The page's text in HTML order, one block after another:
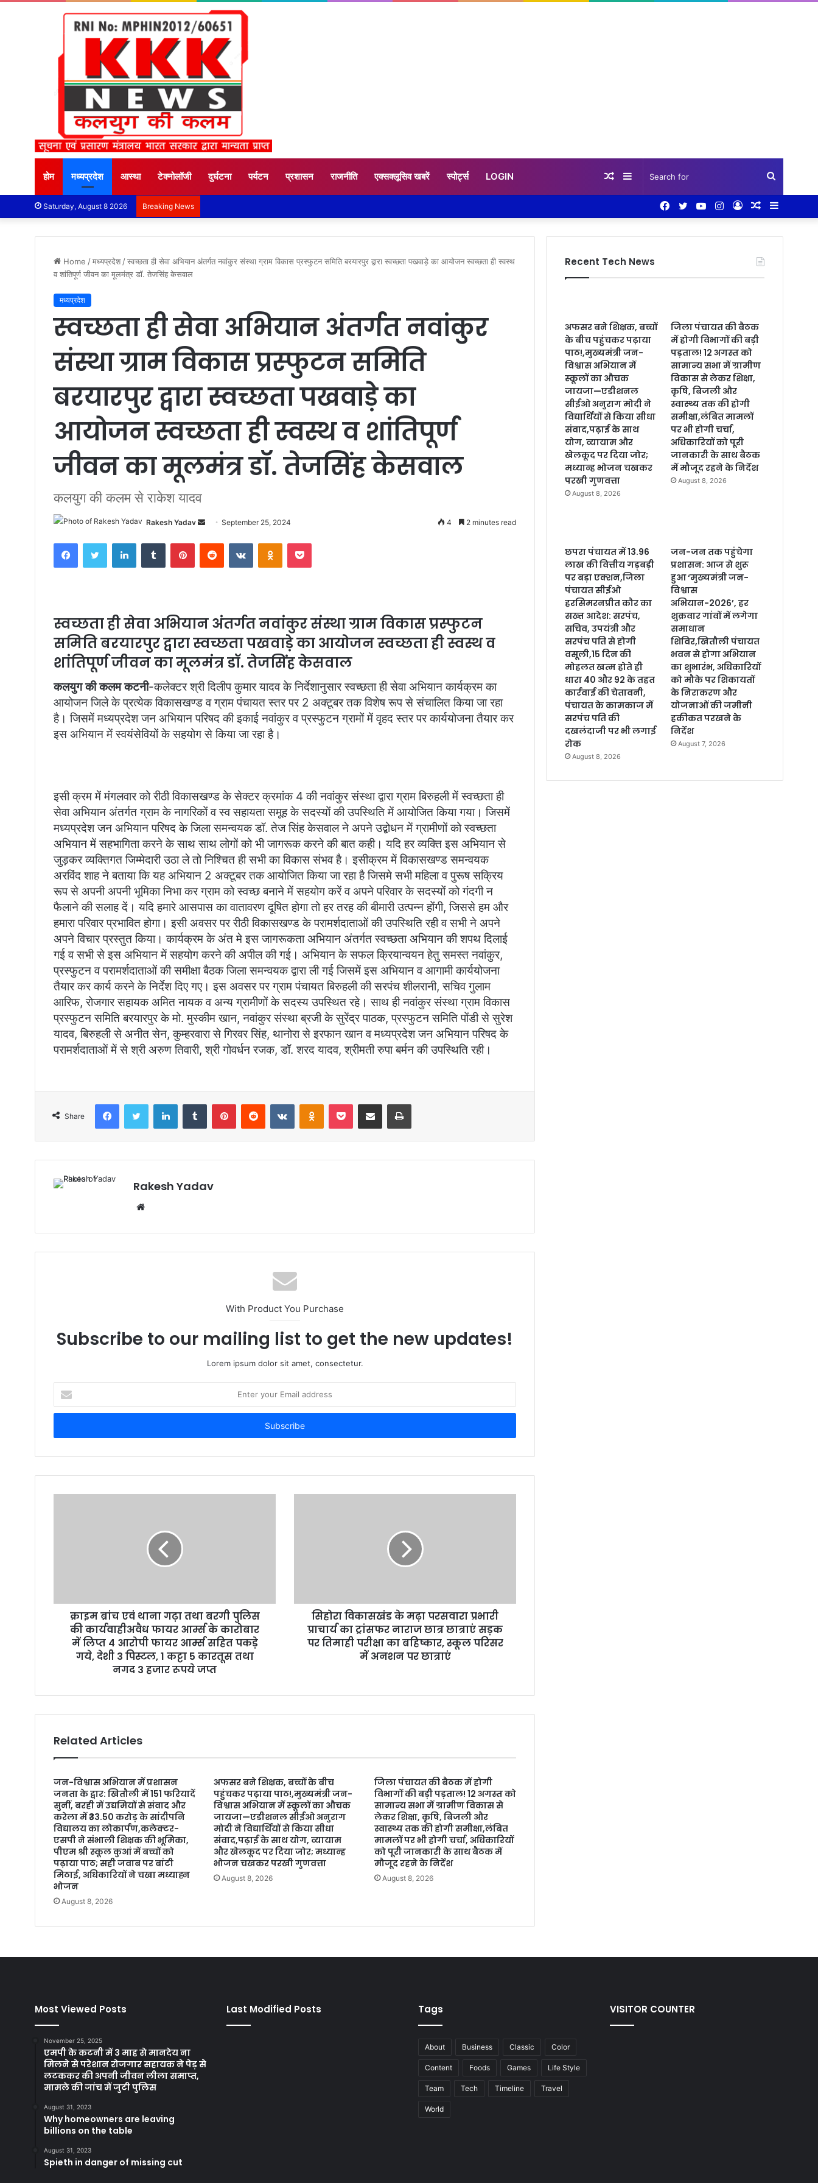
होम मध्यप्रदेश आस्था टेक्नोलॉजी दुर्घटना पर्यटन प्रशासन राजनीति एक्सक्लूसिव खबरें स्पोर्ट्स LOGIN
for
Sidebar
Random
Saturday, August 8 2026 Breaking News
Random
Log
Instagram
YouTube
Twitter
Facebook
Home /मध्यप्रदेश /स्वच्छता ही सेवा अभियान अंतर्गत नवांकुर संस्था ग्राम विकास प्रस्फुटन समिति बरयारपुर द्वारा स्वच्छता पखवाड़े का आयोजन स्वच्छता ही स्वस्थ
व शांतिपूर्ण जीवन का मूलमंत्र डॉ. तेजसिंह केसवाल
मध्यप्रदेश
स्वच्छता ही सेवा अभियान अंतर्गत नवांकुर
संस्था ग्राम विकास प्रस्फुटन समिति
बरयारपुर द्वारा स्वच्छता पखवाड़े का
आयोजन स्वच्छता ही स्वस्थ व शांतिपूर्ण
जीवन का मूलमंत्र डॉ. तेजसिंह केसवाल
कलयुग की कलम से राकेश यादव
Rakesh Yadav
n
d
a
l
September 25, 2024 4 2 minutes read
स्वच्छता ही सेवा अभियान अंतर्गत नवांकुर संस्था ग्राम विकास प्रस्फुटन
समिति बरयारपुर द्वारा स्वच्छता पखवाड़े का आयोजन स्वच्छता ही स्वस्थ व
शांतिपूर्ण जीवन का मूलमंत्र डॉ. तेजसिंह केसवाल
कलयुग की कलम कटनी-कलेक्टर श्री दिलीप कुमार यादव के निर्देशानुसार स्वच्छता ही सेवा अभियान कार्यक्रम का
आयोजन जिले के प्रत्येक विकासखण्ड व ग्राम पंचायत स्तर पर 2 अक्टूबर तक विशेष रूप से संचालित किया जा रहा
है। जिसमें मध्यप्रदेश जन अभियान परिषद की इकाई नवांकुर व प्रस्फुटन ग्रामों में वृहद स्तर पर कार्ययोजना तैयार कर
इस अभियान में स्वयंसेवियों के सहयोग से किया जा रहा है।
इसी क्रम में मंगलवार को रीठी विकासखण्ड के सेक्टर क्रमांक 4 की नवांकुर संस्था द्वारा ग्राम बिरुहली में स्वच्छता ही
सेवा अभियान अंतर्गत ग्राम के नागरिकों व स्व सहायता समूह के सदस्यों की उपस्थिति में आयोजित किया गया। जिसमें
मध्यप्रदेश जन अभियान परिषद के जिला समन्वयक डॉ. तेज सिंह केसवाल ने अपने उद्बोधन में ग्रामीणों को स्वच्छता
अभियान में सहभागिता करने के साथ साथ लोगों को भी जागरूक करने की बात कही। यदि हर व्यक्ति इस अभियान से
जुड़कर व्यक्तिगत जिम्मेदारी उठा ले तो निश्चित ही सभी का विकास संभव है। इसीक्रम में विकासखण्ड समन्वयक
अरविंद शाह ने बताया कि यह अभियान 2 अक्टूबर तक आयोजित किया जा रहा है जिसमे सभी महिला व पुरूष सक्रिय
रूप से अपनी अपनी भूमिका निभा कर ग्राम को स्वच्छ बनाने में सहयोग करें व अपने परिवार के सदस्यों को गंदगी न
फैलाने की सलाह दें। यदि हमारे आसपास का वातावरण दूषित होगा तो हर तरह की बीमारी उत्पन्न होंगी, जिससे हम और
हमारा परिवार प्रभावित होगा। इसी अवसर पर रीठी विकासखण्ड के परामर्शदाताओं की उपस्थिति रही व सभी ने अपने
अपने विचार प्रस्तुत किया। कार्यक्रम के अंत मे इस जागरूकता अभियान अंतर्गत स्वच्छता अभियान की शपथ दिलाई
गई व सभी से इस अभियान में सहयोग करने की अपील की गई। अभियान के सफल क्रियान्वयन हेतु समस्त नवांकुर,
प्रस्फुटन व परामर्शदाताओं की समीक्षा बैठक जिला समन्वयक द्वारा ली गई जिसमें इस अभियान व आगामी कार्ययोजना
तैयार कर कार्य करने के निर्देश दिए गए। इस अवसर पर ग्राम पंचायत बिरुहली की सरपंच शीलरानी, सचिव गुलाम
आरिफ, रोजगार सहायक अमित नायक व अन्य ग्रामीणों के सदस्य उपस्थित रहे। साथ ही नवांकुर संस्था ग्राम विकास
प्रस्फुटन समिति बरयारपुर के मो. मुस्कीम खान, नवांकुर संस्था ब्रजी के सुरेंद्र पाठक, प्रस्फुटन समिति पोंडी से सुरेश
यादव, बिरुहली से अनीत सेन, कुम्हरवारा से गिरवर सिंह, थानोरा से इरफान खान व मध्यप्रदेश जन अभियान परिषद के
परामर्शदाताओं में से श्री अरुण तिवारी, श्री गोवर्धन रजक, डॉ. शरद यादव, श्रीमती रुपा बर्मन की उपस्थिति रही।
Share
Rakesh Yadav
b
s
With Product You Purchase
Subscribe to our mailing list to get the new updates!
Lorem ipsum dolor sit amet, consectetur.
t
r
u
r
क्राइम ब्रांच एवं थाना गढ़ा तथा बरगी पुलिस
की कार्यवाहीअवैध फायर आर्म्स के कारोबार
में लिप्त 4 आरोपी फायर आर्म्स सहित पकड़े
गये, देशी 3 पिस्टल, 1 कट्टा 5 कारतूस तथा
नगद 3 हजार रूपये जप्त
सिहोरा विकासखंड के मढ़ा परसवारा प्रभारी
प्राचार्य का ट्रांसफर नाराज छात्र छात्राएं सड़क
पर तिमाही परीक्षा का बहिष्कार, स्कूल परिसर
में अनशन पर छात्राएं
Related Articles
जन-विश्वास अभियान में प्रशासन
जनता के द्वार: खितौली में 151 फरियादें
सुनीं, बरही में उद्यमियों से संवाद और
करेला में ₹33.50 करोड़ के सांदीपनि
विद्यालय का लोकार्पण,कलेक्टर-
एसपी ने संभाली शिक्षक की भूमिका,
पीएम श्री स्कूल कुआं में बच्चों को
पढ़ाया पाठ; सही जवाब पर बांटी
मिठाई, अधिकारियों ने चखा मध्याह्न
भोजन
August 8, 2026
अफसर बने शिक्षक, बच्चों के बीच
पहुंचकर पढ़ाया पाठ!,मुख्यमंत्री जन-
विश्वास अभियान में स्कूलों का औचक
जायजा—एडीशनल सीईओ अनुराग
मोदी ने विद्यार्थियों से किया सीधा
संवाद,पढ़ाई के साथ योग, व्यायाम
और खेलकूद पर दिया जोर; मध्यान्ह
भोजन चखकर परखी गुणवत्ता
August 8, 2026
जिला पंचायत की बैठक में होगी
विभागों की बड़ी पड़ताल! 12 अगस्त को
सामान्य सभा में ग्रामीण विकास से
लेकर शिक्षा, कृषि, बिजली और
स्वास्थ्य तक की होगी समीक्षा,लंबित
मामलों पर भी होगी चर्चा, अधिकारियों
को पूरी जानकारी के साथ बैठक में
मौजूद रहने के निर्देश
August 8, 2026
Recent Tech News
अफसर बने शिक्षक, बच्चों
के बीच पहुंचकर पढ़ाया
पाठ!,मुख्यमंत्री जन-
विश्वास अभियान में
स्कूलों का औचक
जायजा—एडीशनल
सीईओ अनुराग मोदी ने
विद्यार्थियों से किया सीधा
संवाद,पढ़ाई के साथ
योग, व्यायाम और
खेलकूद पर दिया जोर;
मध्यान्ह भोजन चखकर
परखी गुणवत्ता
August 8, 2026
जिला पंचायत की बैठक
में होगी विभागों की बड़ी
पड़ताल! 12 अगस्त को
सामान्य सभा में ग्रामीण
विकास से लेकर शिक्षा,
कृषि, बिजली और
स्वास्थ्य तक की होगी
समीक्षा,लंबित मामलों
पर भी होगी चर्चा,
अधिकारियों को पूरी
जानकारी के साथ बैठक
में मौजूद रहने के निर्देश
August 8, 2026
छपरा पंचायत में 13.96
लाख की वित्तीय गड़बड़ी
पर बड़ा एक्शन,जिला
पंचायत सीईओ
हरसिमरनप्रीत कौर का
सख्त आदेश: सरपंच,
सचिव, उपयंत्री और
सरपंच पति से होगी
वसूली,15 दिन की
मोहलत खत्म होते ही
धारा 40 और 92 के तहत
कार्रवाई की चेतावनी,
पंचायत के कामकाज में
सरपंच पति की
दखलंदाजी पर भी लगाई
रोक
August 8, 2026
जन-जन तक पहुंचेगा
प्रशासन: आज से शुरू
हुआ ‘मुख्यमंत्री जन-
विश्वास
अभियान-2026’, हर
शुक्रवार गांवों में लगेगा
समाधान
शिविर,खितौली पंचायत
भवन से होगा अभियान
का शुभारंभ, अधिकारियों
को मौके पर शिकायतों
के निराकरण और
योजनाओं की जमीनी
हकीकत परखने के
निर्देश
August 7, 2026
Most Viewed Posts
November 25, 2025
एमपी के कटनी में 3 माह से मानदेय ना
मिलने से परेशान रोजगार सहायक ने पेड़ से
लटककर की अपनी जीवन लीला समाप्त,
मामले की जांच में जुटी पुलिस
August 31, 2023
Why homeowners are leaving
billions on the table
August 31, 2023
Spieth in danger of missing cut
Last Modified Posts Tags
About Business Classic Color
Content Foods Games Life Style
Team Tech Timeline Travel
World
VISITOR COUNTER